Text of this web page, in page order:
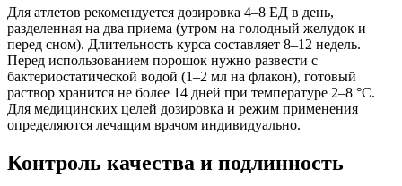
Для атлетов рекомендуется дозировка 4–8 ЕД в день,
разделенная на два приема (утром на голодный желудок и
перед сном). Длительность курса составляет 8–12 недель.
Перед использованием порошок нужно развести с
бактериостатической водой (1–2 мл на флакон), готовый
раствор хранится не более 14 дней при температуре 2–8 °C.
Для медицинских целей дозировка и режим применения
определяются лечащим врачом индивидуально.
Контроль качества и подлинность